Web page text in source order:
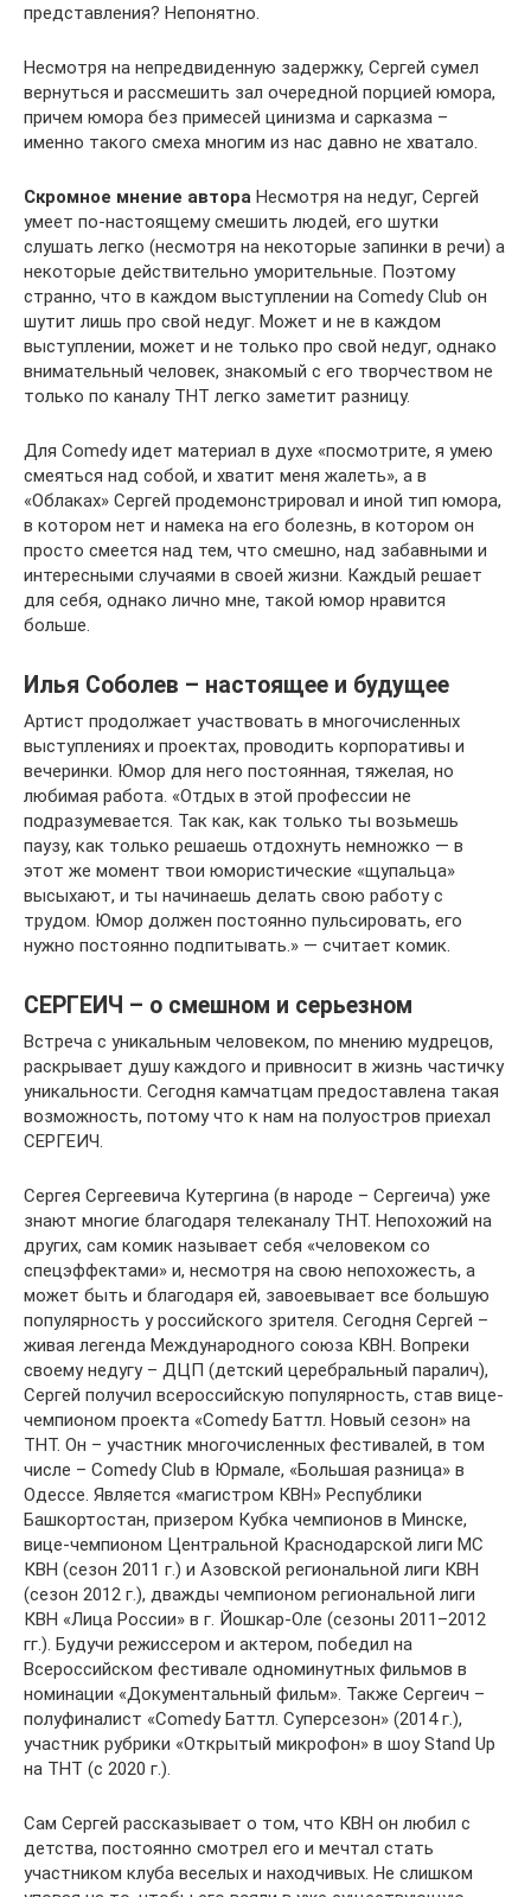
представления? Непонятно.
Несмотря на непредвиденную задержку, Сергей сумел
вернуться и рассмешить зал очередной порцией юмора,
причем юмора без примесей цинизма и сарказма –
именно такого смеха многим из нас давно не хватало.
Скромное мнение автора Несмотря на недуг, Сергей
умеет по-настоящему смешить людей, его шутки
слушать легко (несмотря на некоторые запинки в речи) а
некоторые действительно уморительные. Поэтому
странно, что в каждом выступлении на Comedy Club он
шутит лишь про свой недуг. Может и не в каждом
выступлении, может и не только про свой недуг, однако
внимательный человек, знакомый с его творчеством не
только по каналу ТНТ легко заметит разницу.
Для Comedy идет материал в духе «посмотрите, я умею
смеяться над собой, и хватит меня жалеть», а в
«Облаках» Сергей продемонстрировал и иной тип юмора,
в котором нет и намека на его болезнь, в котором он
просто смеется над тем, что смешно, над забавными и
интересными случаями в своей жизни. Каждый решает
для себя, однако лично мне, такой юмор нравится
больше.
Илья Соболев – настоящее и будущее
Артист продолжает участвовать в многочисленных
выступлениях и проектах, проводить корпоративы и
вечеринки. Юмор для него постоянная, тяжелая, но
любимая работа. «Отдых в этой профессии не
подразумевается. Так как, как только ты возьмешь
паузу, как только решаешь отдохнуть немножко — в
этот же момент твои юмористические «щупальца»
высыхают, и ты начинаешь делать свою работу с
трудом. Юмор должен постоянно пульсировать, его
нужно постоянно подпитывать.» — считает комик.
СЕРГЕИЧ – о смешном и серьезном
Встреча с уникальным человеком, по мнению мудрецов,
раскрывает душу каждого и привносит в жизнь частичку
уникальности. Сегодня камчатцам предоставлена такая
возможность, потому что к нам на полуостров приехал
СЕРГЕИЧ.
Сергея Сергеевича Кутергина (в народе – Сергеича) уже
знают многие благодаря телеканалу ТНТ. Непохожий на
других, сам комик называет себя «человеком со
спецэффектами» и, несмотря на свою непохожесть, а
может быть и благодаря ей, завоевывает все большую
популярность у российского зрителя. Сегодня Сергей –
живая легенда Международного союза КВН. Вопреки
своему недугу – ДЦП (детский церебральный паралич),
Сергей получил всероссийскую популярность, став вице-
чемпионом проекта «Comedy Баттл. Новый сезон» на
ТНТ. Он – участник многочисленных фестивалей, в том
числе – Comedy Club в Юрмале, «Большая разница» в
Одессе. Является «магистром КВН» Республики
Башкортостан, призером Кубка чемпионов в Минске,
вице-чемпионом Центральной Краснодарской лиги МС
КВН (сезон 2011 г.) и Азовской региональной лиги КВН
(сезон 2012 г.), дважды чемпионом региональной лиги
КВН «Лица России» в г. Йошкар-Оле (сезоны 2011–2012
гг.). Будучи режиссером и актером, победил на
Всероссийском фестивале одноминутных фильмов в
номинации «Документальный фильм». Также Сергеич –
полуфиналист «Comedy Баттл. Суперсезон» (2014 г.),
участник рубрики «Открытый микрофон» в шоу Stand Up
на ТНТ (с 2020 г.).
Сам Сергей рассказывает о том, что КВН он любил с
детства, постоянно смотрел его и мечтал стать
участником клуба веселых и находчивых. Не слишком